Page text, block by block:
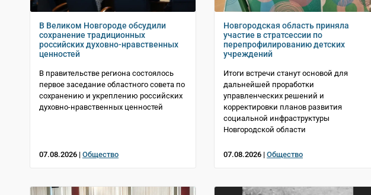
В Великом Новгороде обсудили
сохранение традиционных
российских духовно-нравственных
ценностей
В правительстве региона состоялось
первое заседание областного совета по
сохранению и укреплению российских
духовно-нравственных ценностей
07.08.2026 | Общество
Новгородская область приняла
участие в стратсессии по
перепрофилированию детских
учреждений
Итоги встречи станут основой для
дальнейшей проработки
управленческих решений и
корректировки планов развития
социальной инфраструктуры
Новгородской области
07.08.2026 | Общество